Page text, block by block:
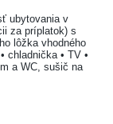
ubytovania v
za príplatok) s
lôžka vhodného
chladnička • TV •
a WC, sušič na